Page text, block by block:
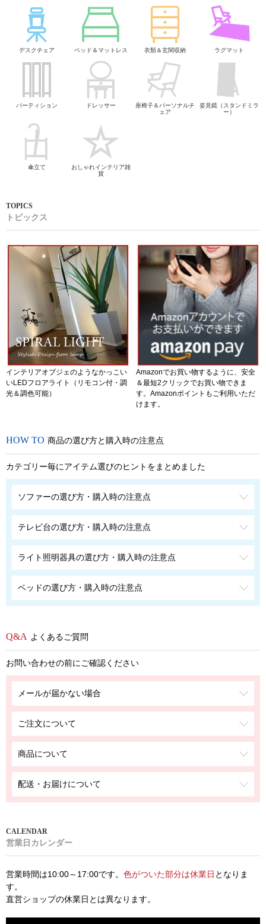
デスクチェア ベッド＆マットレス 衣類＆玄関収納 ラグマット
パーティション ドレッサー
座椅子＆パーソナルチ
ェア
姿見鏡（スタンドミラ
ー）
傘立て
おしゃれインテリア雑
貨
トピックス
インテリアオブジェのようなかっこい
いLEDフロアライト（リモコン付・調
光＆調色可能）
Amazonでお買い物するように、安全
＆最短2クリックでお買い物できま
す。Amazonポイントもご利用いただ
けます。
商品の選び方と購入時の注意点
カテゴリー毎にアイテム選びのヒントをまとめました
ソファーの選び方・購入時の注意点
テレビ台の選び方・購入時の注意点
ライト照明器具の選び方・購入時の注意点
ベッドの選び方・購入時の注意点
よくあるご質問
お問い合わせの前にご確認ください
メールが届かない場合
ご注文について
商品について
配送・お届けについて
営業日カレンダー
営業時間は10:00～17:00です。 色がついた部分は休業日 となりま
す。
直営ショップの休業日とは異なります。